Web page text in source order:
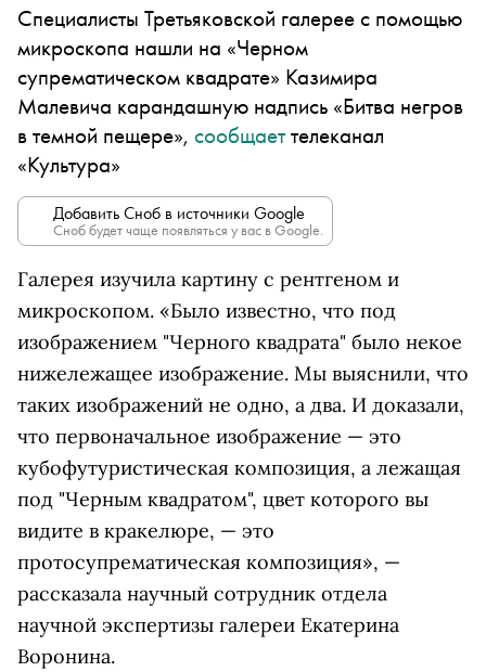
Специалисты Третьяковской галерее с помощью
микроскопа нашли на «Черном
супрематическом квадрате» Казимира
Малевича карандашную надпись «Битва негров
в темной пещере», сообщаеттелеканал
«Культура»
Добавить Сноб в источники Google
Сноб будет чаще появляться у вас в Google.
Галерея изучила картину с рентгеном и
микроскопом. «Было известно, что под
изображением "Черного квадрата" было некое
нижележащее изображение. Мы выяснили, что
таких изображений не одно, а два. И доказали,
что первоначальное изображение — это
кубофутуристическая композиция, а лежащая
под "Черным квадратом", цвет которого вы
видите в кракелюре, — это
протосупрематическая композиция», —
рассказала научный сотрудник отдела
научной экспертизы галереи Екатерина
Воронина.